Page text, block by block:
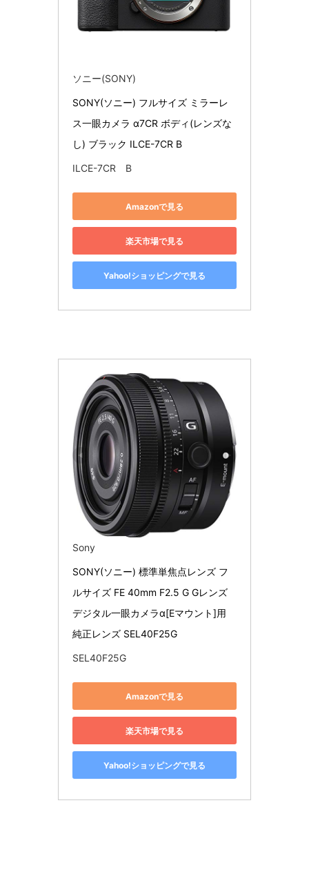
ソニー(SONY)
SONY(ソニー) フルサイズ ミラーレ
ス一眼カメラ α7CR ボディ(レンズな
し) ブラック ILCE-7CR B
ILCE-7CR B
Amazonで見る
楽天市場で見る
Yahoo!ショッピングで見る
Sony
SONY(ソニー) 標準単焦点レンズ フ
ルサイズ FE 40mm F2.5 G Gレンズ
デジタル一眼カメラα[Eマウント]用
純正レンズ SEL40F25G
SEL40F25G
Amazonで見る
楽天市場で見る
Yahoo!ショッピングで見る